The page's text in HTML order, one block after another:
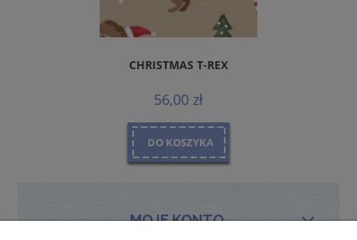
CHRISTMAS T-REX
56,00 zł
DO KOSZYKA
MOJE KONTO